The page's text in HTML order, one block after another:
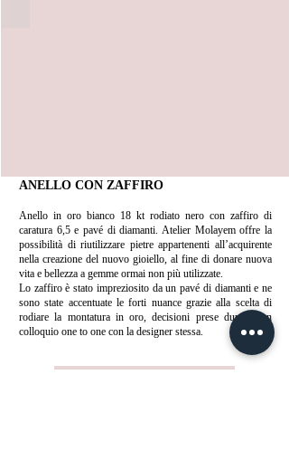
ANELLO CON ZAFFIRO
Anello in oro bianco 18 kt rodiato nero con zaffiro di
caratura 6,5 e pavé di diamanti. Atelier Molayem offre la
possibilità di riutilizzare pietre appartenenti all’acquirente
nella creazione del nuovo gioiello, al fine di donare nuova
vita e bellezza a gemme ormai non più utilizzate.
Lo zaffiro è stato impreziosito da un pavé di diamanti e ne
sono state accentuate le forti nuance grazie alla scelta di
rodiare la montatura in oro, decisioni prese durante un
colloquio one to one con la designer stessa.